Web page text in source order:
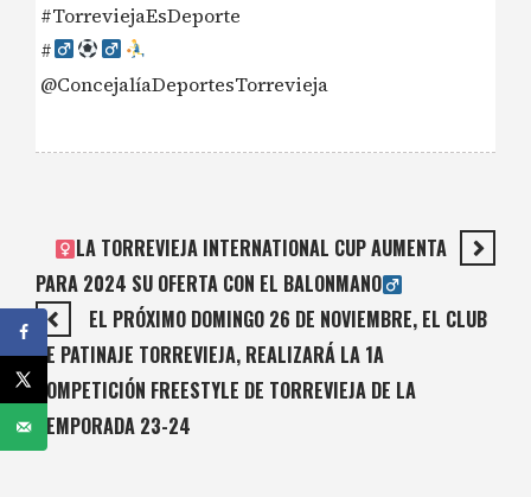
#TorreviejaEsDeporte
#‍
@ConcejalíaDeportesTorrevieja
LA TORREVIEJA INTERNATIONAL CUP AUMENTA
PARA 2024 SU OFERTA CON EL BALONMANO‍
EL PRÓXIMO DOMINGO 26 DE NOVIEMBRE, EL CLUB
DE PATINAJE TORREVIEJA, REALIZARÁ LA 1A
COMPETICIÓN FREESTYLE DE TORREVIEJA DE LA
TEMPORADA 23-24